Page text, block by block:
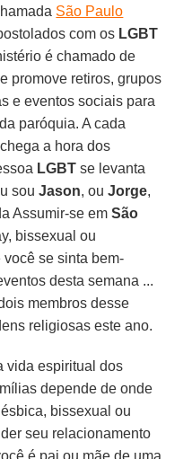
São Paulo
com os LGBT
é chamado de
e promove retiros, grupos
e eventos sociais para
da paróquia. A cada
a hora dos
LGBT se levanta
souJason, ouJorge,
Assumir-se emSão
bissexual ou
você se sinta bem-
desta semana ...
membros desse
religiosas este ano.
vida espiritual dos
depende de onde
bissexual ou
seu relacionamento
é pai ou mãe de uma